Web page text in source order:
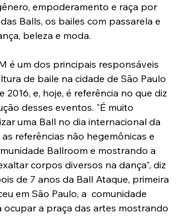
empoderamento e raça por
Balls, os bailes com passarela e
beleza e moda.
é um dos principais responsáveis
de baile na cidade de São Paulo
2016, e, hoje, é referência no que diz
desses eventos. "É muito
uma Ball no dia internacional da
referências não hegemônicas e
Ballroom e mostrando a
corpos diversos na dança", diz
de 7 anos da Ball Ataque, primeira
em São Paulo, a  comunidade
ocupar a praça das artes mostrando